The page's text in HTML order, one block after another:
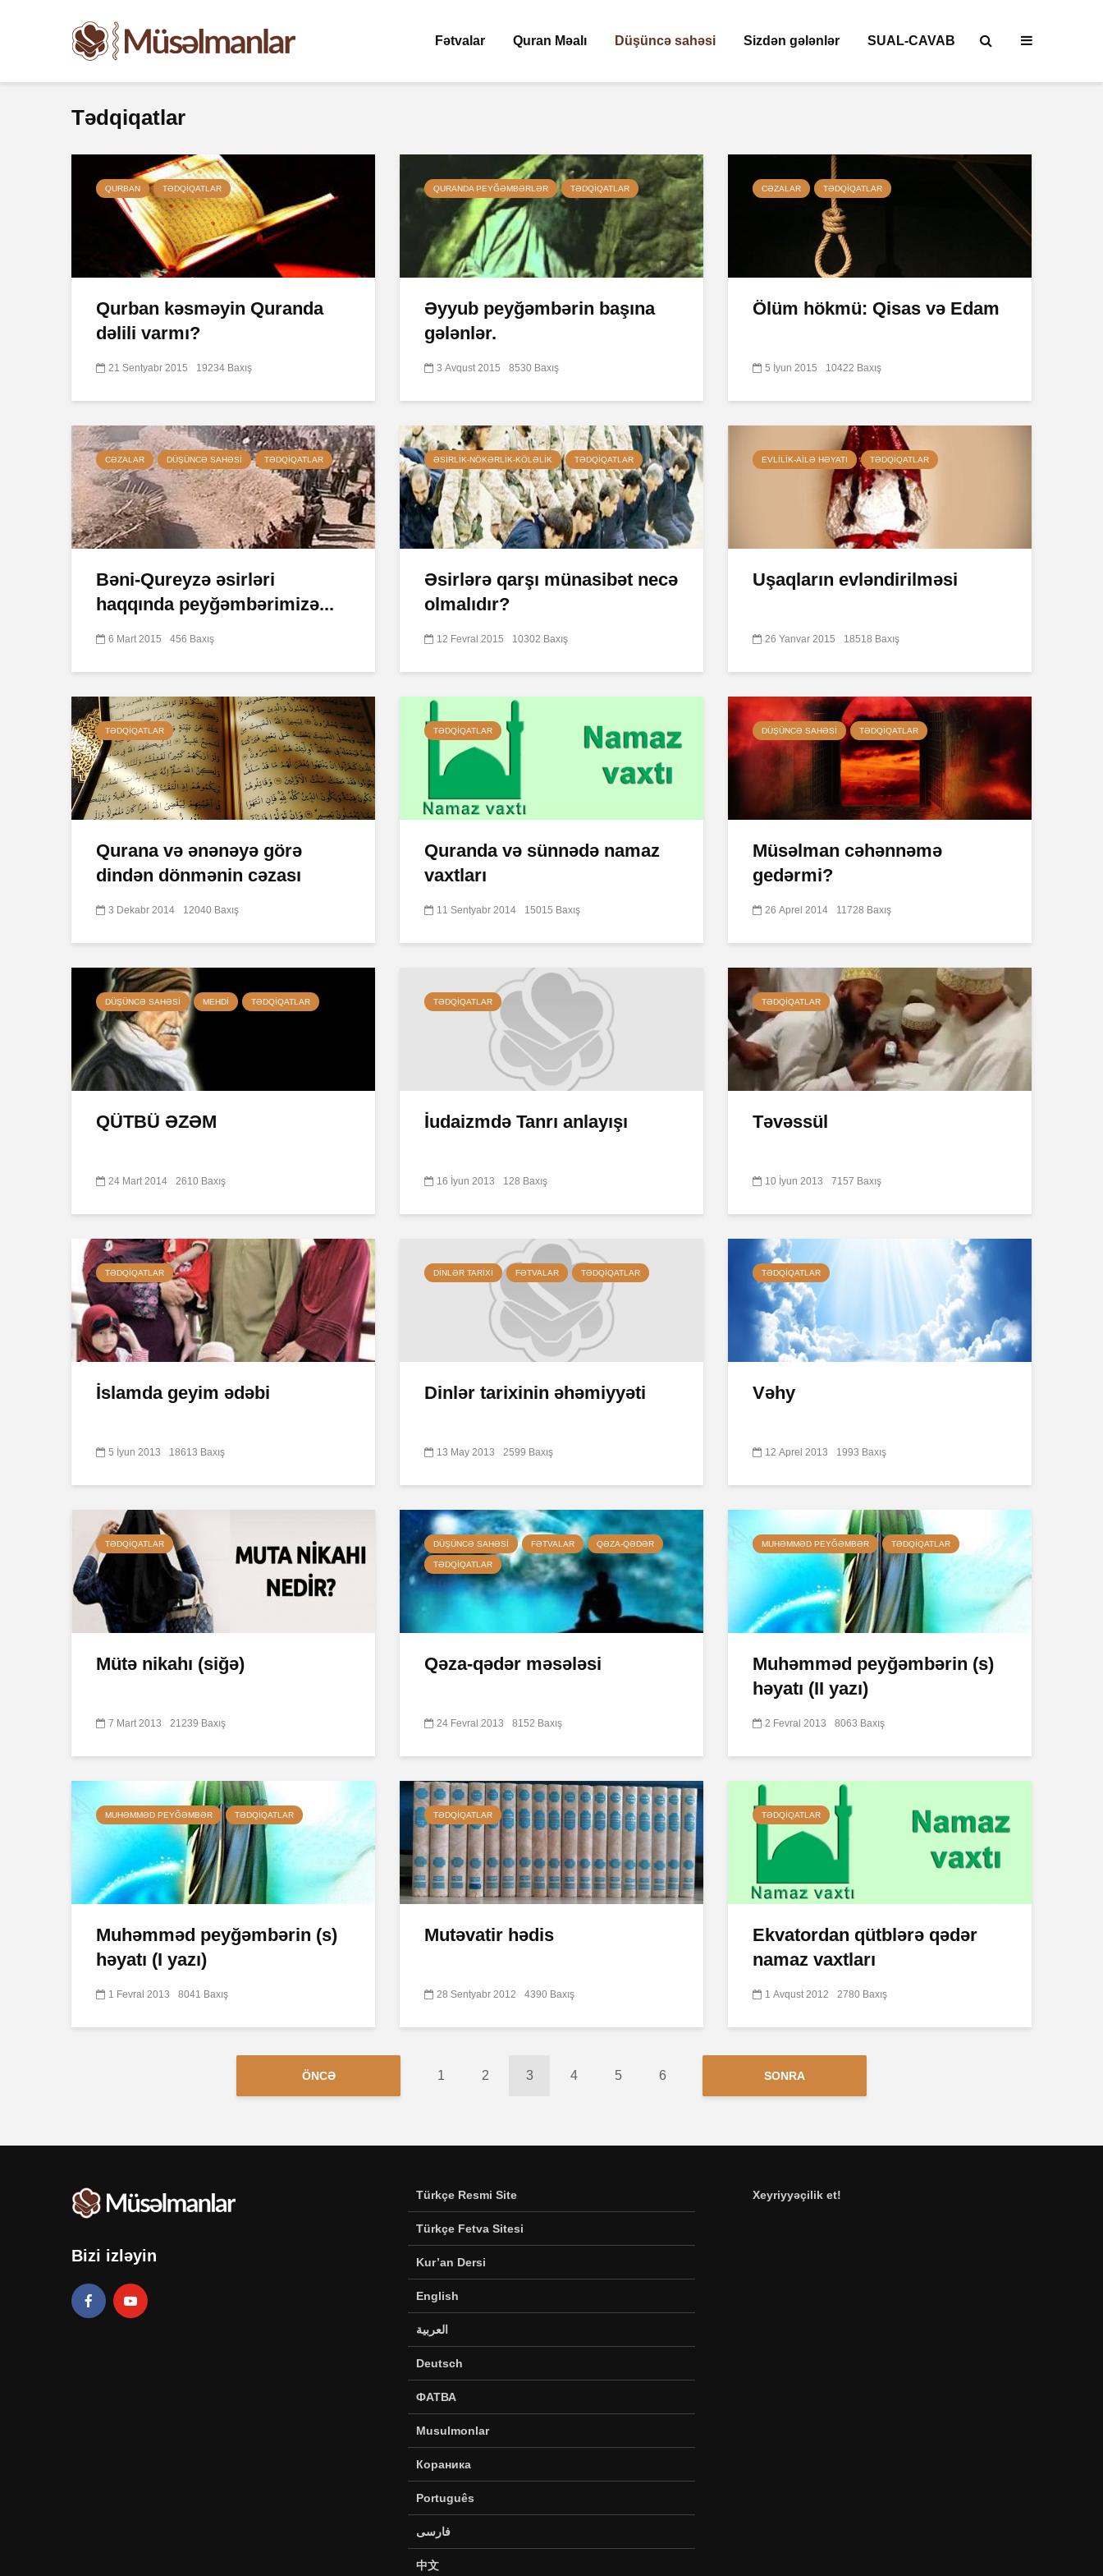
Fətvalar Quran Məalı Düşüncə sahəsi Sizdən gələnlər SUAL-CAVAB
Tədqiqatlar
QURBAN TƏDQIQATLAR
Qurban kəsməyin Quranda
dəlili varmı?
21 Sentyabr 2015 19234 Baxış
QURANDA PEYĞƏMBƏRLƏR TƏDQIQATLAR
Əyyub peyğəmbərin başına
gələnlər.
3 Avqust 2015 8530 Baxış
CƏZALAR TƏDQIQATLAR
Ölüm hökmü: Qisas və Edam
5 İyun 2015 10422 Baxış
CƏZALAR DÜŞÜNCƏ SAHƏSI TƏDQIQATLAR
Bəni-Qureyzə əsirləri
haqqında peyğəmbərimizə...
6 Mart 2015 456 Baxış
ƏSIRLIK-NÖKƏRLIK-KÖLƏLIK TƏDQIQATLAR
Əsirlərə qarşı münasibət necə
olmalıdır?
12 Fevral 2015 10302 Baxış
EVLILIK-AILƏ HƏYATI TƏDQIQATLAR
Uşaqların evləndirilməsi
26 Yanvar 2015 18518 Baxış
TƏDQIQATLAR
Qurana və ənənəyə görə
dindən dönmənin cəzası
3 Dekabr 2014 12040 Baxış
TƏDQIQATLAR
Quranda və sünnədə namaz
vaxtları
11 Sentyabr 2014 15015 Baxış
DÜŞÜNCƏ SAHƏSI TƏDQIQATLAR
Müsəlman cəhənnəmə
gedərmi?
26 Aprel 2014 11728 Baxış
DÜŞÜNCƏ SAHƏSI MEHDI TƏDQIQATLAR
QÜTBÜ ƏZƏM
24 Mart 2014 2610 Baxış
TƏDQIQATLAR
İudaizmdə Tanrı anlayışı
16 İyun 2013 128 Baxış
TƏDQIQATLAR
Təvəssül
10 İyun 2013 7157 Baxış
TƏDQIQATLAR
İslamda geyim ədəbi
5 İyun 2013 18613 Baxış
DINLƏR TARIXI FƏTVALAR TƏDQIQATLAR
Dinlər tarixinin əhəmiyyəti
13 May 2013 2599 Baxış
TƏDQIQATLAR
Vəhy
12 Aprel 2013 1993 Baxış
TƏDQIQATLAR
Mütə nikahı (siğə)
7 Mart 2013 21239 Baxış
DÜŞÜNCƏ SAHƏSI FƏTVALAR QƏZA-QƏDƏR
TƏDQIQATLAR
Qəza-qədər məsələsi
24 Fevral 2013 8152 Baxış
MUHƏMMƏD PEYĞƏMBƏR TƏDQIQATLAR
Muhəmməd peyğəmbərin (s)
həyatı (II yazı)
2 Fevral 2013 8063 Baxış
MUHƏMMƏD PEYĞƏMBƏR TƏDQIQATLAR
Muhəmməd peyğəmbərin (s)
həyatı (I yazı)
1 Fevral 2013 8041 Baxış
TƏDQIQATLAR
Mutəvatir hədis
28 Sentyabr 2012 4390 Baxış
TƏDQIQATLAR
Ekvatordan qütblərə qədər
namaz vaxtları
1 Avqust 2012 2780 Baxış
ÖNCƏ 1 2 3 4 5 6 SONRA
Bizi izləyin
Türkçe Resmi Site
Türkçe Fetva Sitesi
Kur’an Dersi
English
العربية
Deutsch
ФАТВА
Musulmonlar
Кораника
Português
فارسی
中文
Xeyriyyəçilik et!